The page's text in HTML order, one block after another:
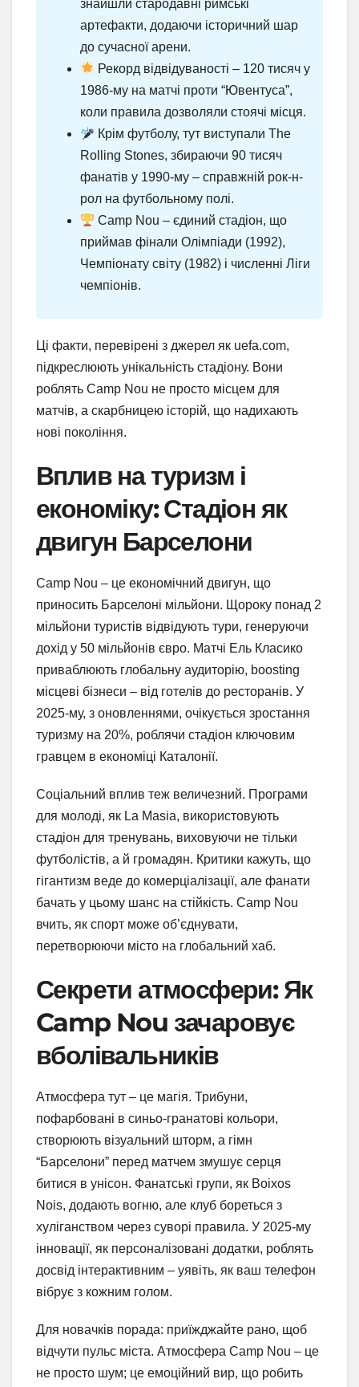
знайшли стародавні римські
артефакти, додаючи історичний шар
до сучасної арени.
Рекорд відвідуваності – 120 тисяч у
1986-му на матчі проти “Ювентуса”,
коли правила дозволяли стоячі місця.
Крім футболу, тут виступали The
Rolling Stones, збираючи 90 тисяч
фанатів у 1990-му – справжній рок-н-
рол на футбольному полі.
Camp Nou – єдиний стадіон, що
приймав фінали Олімпіади (1992),
Чемпіонату світу (1982) і численні Ліги
чемпіонів.
Ці факти, перевірені з джерел як uefa.com,
підкреслюють унікальність стадіону. Вони
роблять Camp Nou не просто місцем для
матчів, а скарбницею історій, що надихають
нові покоління.
Вплив на туризм і
економіку: Стадіон як
двигун Барселони
Camp Nou – це економічний двигун, що
приносить Барселоні мільйони. Щороку понад 2
мільйони туристів відвідують тури, генеруючи
дохід у 50 мільйонів євро. Матчі Ель Класико
приваблюють глобальну аудиторію, boosting
місцеві бізнеси – від готелів до ресторанів. У
2025-му, з оновленнями, очікується зростання
туризму на 20%, роблячи стадіон ключовим
гравцем в економіці Каталонії.
Соціальний вплив теж величезний. Програми
для молоді, як La Masia, використовують
стадіон для тренувань, виховуючи не тільки
футболістів, а й громадян. Критики кажуть, що
гігантизм веде до комерціалізації, але фанати
бачать у цьому шанс на стійкість. Camp Nou
вчить, як спорт може об’єднувати,
перетворюючи місто на глобальний хаб.
Секрети атмосфери: Як
Camp Nou зачаровує
вболівальників
Атмосфера тут – це магія. Трибуни,
пофарбовані в синьо-гранатові кольори,
створюють візуальний шторм, а гімн
“Барселони” перед матчем змушує серця
битися в унісон. Фанатські групи, як Boixos
Nois, додають вогню, але клуб бореться з
хуліганством через суворі правила. У 2025-му
інновації, як персоналізовані додатки, роблять
досвід інтерактивним – уявіть, як ваш телефон
вібрує з кожним голом.
Для новачків порада: приїжджайте рано, щоб
відчути пульс міста. Атмосфера Camp Nou – це
не просто шум; це емоційний вир, що робить